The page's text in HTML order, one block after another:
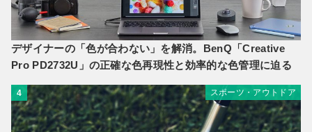
デザイナーの「色が合わない」を解消。BenQ「Creative
Pro PD2732U」の正確な色再現性と効率的な色管理に迫る
4 スポーツ・アウトドア